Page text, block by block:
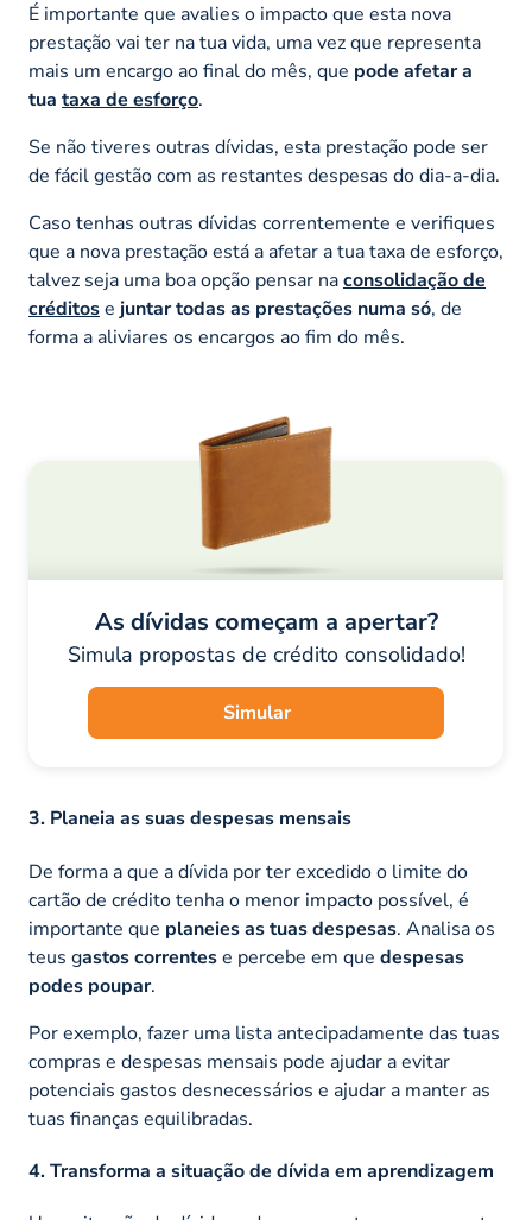
É importante que avalies o impacto que esta nova
prestação vai ter na tua vida, uma vez que representa
mais um encargo ao final do mês, que pode afetar a
tua taxa de esforço.
Se não tiveres outras dívidas, esta prestação pode ser
de fácil gestão com as restantes despesas do dia-a-dia.
Caso tenhas outras dívidas correntemente e verifiques
que a nova prestação está a afetar a tua taxa de esforço,
talvez seja uma boa opção pensar naconsolidação de
créditose juntar todas as prestações numa só, de
forma a aliviares os encargos ao fim do mês.
As dívidas começam a apertar?
Simula propostas de crédito consolidado!
Simular
3. Planeia as suas despesas mensais
De forma a que a dívida por ter excedido o limite do
cartão de crédito tenha o menor impacto possível, é
importante que planeies as tuas despesas. Analisa os
teus gastos correntese percebe em que despesas
podes poupar.
Por exemplo, fazer uma lista antecipadamente das tuas
compras e despesas mensais pode ajudar a evitar
potenciais gastos desnecessários e ajudar a manter as
tuas finanças equilibradas.
4. Transforma a situação de dívida em aprendizagem